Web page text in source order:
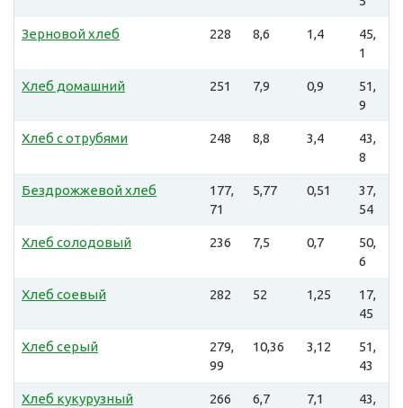
Зерновой хлеб 228 8,6 1,4
45,
1
Хлеб домашний 251 7,9 0,9
51,
9
Хлеб с отрубями 248 8,8 3,4
43,
8
Бездрожжевой хлеб
177,
71
5,77 0,51
37,
54
Хлеб солодовый 236 7,5 0,7
50,
6
Хлеб соевый 282 52 1,25
17,
45
Хлеб серый
279,
99
10,36 3,12
51,
43
Хлеб кукурузный 266 6,7 7,1
43,